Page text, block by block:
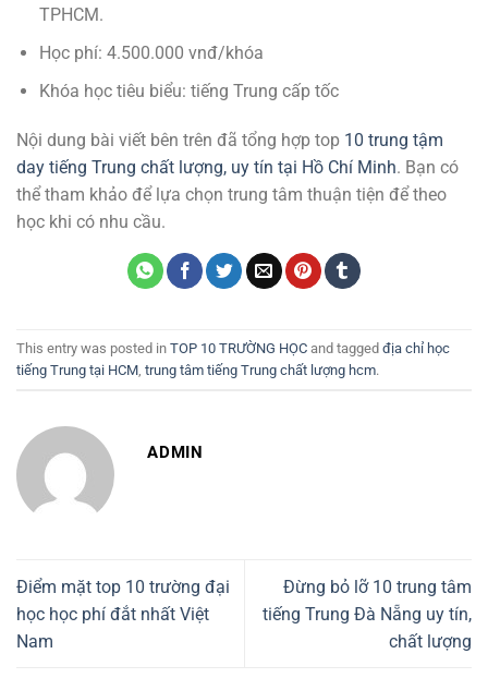
TPHCM.
Học phí: 4.500.000 vnđ/khóa
Khóa học tiêu biểu: tiếng Trung cấp tốc
Nội dung bài viết bên trên đã tổng hợp top 10 trung tậm
day tiếng Trung chất lượng, uy tín tại Hồ Chí Minh. Bạn có
thể tham khảo để lựa chọn trung tâm thuận tiện để theo
học khi có nhu cầu.
This entry was posted in TOP 10 TRƯỜNG HỌC and tagged địa chỉ học
tiếng Trung tại HCM trung tâm tiếng Trung chất lượng hcm.
ADMIN
Điểm mặt top 10 trường đại
học học phí đắt nhất Việt
Nam
Đừng bỏ lỡ 10 trung tâm
tiếng Trung Đà Nẵng uy tín,
chất lượng